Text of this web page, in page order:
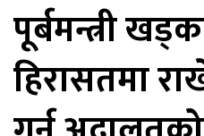
पूर्बमन्त्री
हिरासतमा